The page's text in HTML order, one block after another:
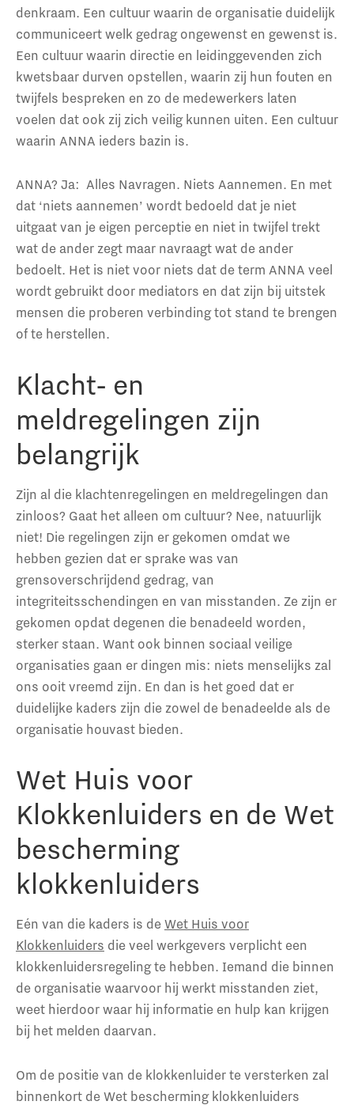
denkraam. Een cultuur waarin de organisatie duidelijk
communiceert welk gedrag ongewenst en gewenst is.
Een cultuur waarin directie en leidinggevenden zich
kwetsbaar durven opstellen, waarin zij hun fouten en
twijfels bespreken en zo de medewerkers laten
voelen dat ook zij zich veilig kunnen uiten. Een cultuur
waarin ANNA ieders bazin is.
ANNA? Ja: Alles Navragen. Niets Aannemen. En met
dat ‘niets aannemen’ wordt bedoeld dat je niet
uitgaat van je eigen perceptie en niet in twijfel trekt
wat de ander zegt maar navraagt wat de ander
bedoelt. Het is niet voor niets dat de term ANNA veel
wordt gebruikt door mediators en dat zijn bij uitstek
mensen die proberen verbinding tot stand te brengen
of te herstellen.
Klacht- en
meldregelingen zijn
belangrijk
Zijn al die klachtenregelingen en meldregelingen dan
zinloos? Gaat het alleen om cultuur? Nee, natuurlijk
niet! Die regelingen zijn er gekomen omdat we
hebben gezien dat er sprake was van
grensoverschrijdend gedrag, van
integriteitsschendingen en van misstanden. Ze zijn er
gekomen opdat degenen die benadeeld worden,
sterker staan. Want ook binnen sociaal veilige
organisaties gaan er dingen mis: niets menselijks zal
ons ooit vreemd zijn. En dan is het goed dat er
duidelijke kaders zijn die zowel de benadeelde als de
organisatie houvast bieden.
Wet Huis voor
Klokkenluiders en de Wet
bescherming
klokkenluiders
Eén van die kaders is deWet Huis voor
Klokkenluiders die veel werkgevers verplicht een
klokkenluidersregeling te hebben. Iemand die binnen
de organisatie waarvoor hij werkt misstanden ziet,
weet hierdoor waar hij informatie en hulp kan krijgen
bij het melden daarvan.
Om de positie van de klokkenluider te versterken zal
binnenkort de Wet bescherming klokkenluiders